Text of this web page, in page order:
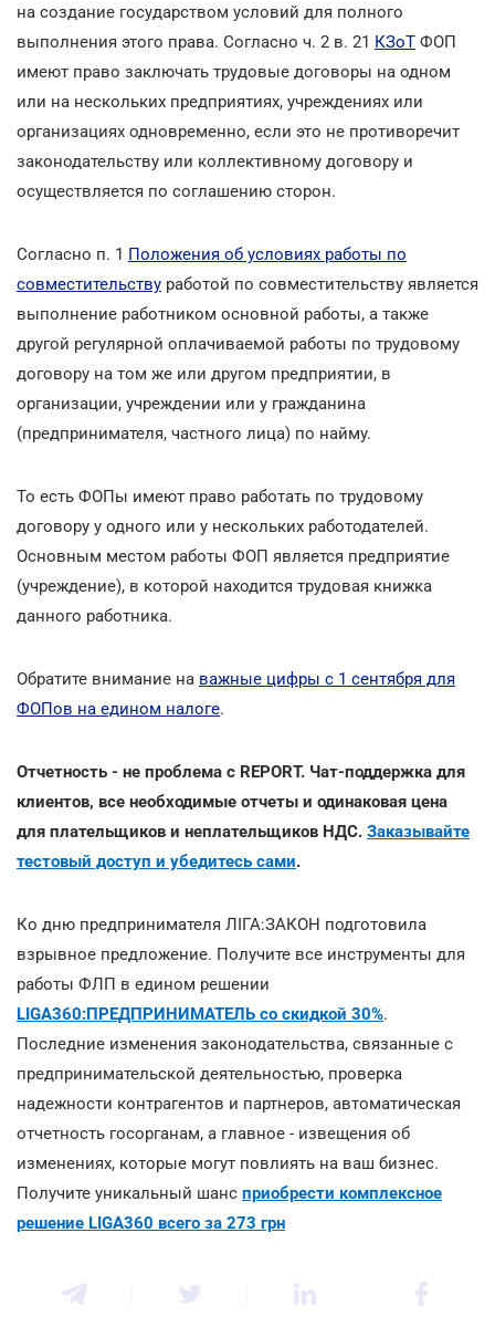
на создание государством условий для полного
выполнения этого права. Согласно ч. 2 в. 21 КЗоТ ФОП
имеют право заключать трудовые договоры на одном
или на нескольких предприятиях, учреждениях или
организациях одновременно, если это не противоречит
законодательству или коллективному договору и
осуществляется по соглашению сторон.
Согласно п. 1 Положения об условиях работы по
совместительству работой по совместительству является
выполнение работником основной работы, а также
другой регулярной оплачиваемой работы по трудовому
договору на том же или другом предприятии, в
организации, учреждении или у гражданина
(предпринимателя, частного лица) по найму.
То есть ФОПы имеют право работать по трудовому
договору у одного или у нескольких работодателей.
Основным местом работы ФОП является предприятие
(учреждение), в которой находится трудовая книжка
данного работника.
Обратите внимание на важные цифры с 1 сентября для
ФОПов на едином налоге.
Отчетность - не проблема с REPORT. Чат-поддержка для
клиентов, все необходимые отчеты и одинаковая цена
для плательщиков и неплательщиков НДС. Заказывайте
тестовый доступ и убедитесь сами.
Ко дню предпринимателя ЛІГА:ЗАКОН подготовила
взрывное предложение. Получите все инструменты для
работы ФЛП в едином решении
LIGA360:ПРЕДПРИНИМАТЕЛЬ со скидкой 30%.
Последние изменения законодательства, связанные с
предпринимательской деятельностью, проверка
надежности контрагентов и партнеров, автоматическая
отчетность госорганам, а главное - извещения об
изменениях, которые могут повлиять на ваш бизнес.
Получите уникальный шанс приобрести комплексное
решение LIGA360 всего за 273 грн